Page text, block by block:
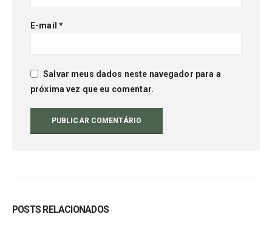
E-mail *
Salvar meus dados neste navegador para a
próxima vez que eu comentar.
POSTS RELACIONADOS